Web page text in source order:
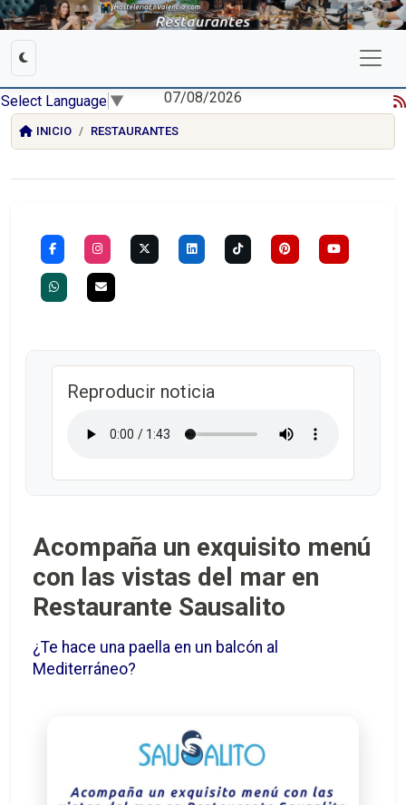
Select Language ▼ 07/08/2026
INICIO RESTAURANTES
Reproducir noticia
Acompaña un exquisito menú
con las vistas del mar en
Restaurante Sausalito
¿Te hace una paella en un balcón al
Mediterráneo?